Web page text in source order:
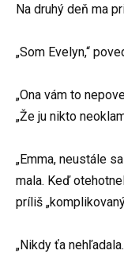
Na druhý deň ma
„Som Evelyn,“
„Ona vám to
„Že ju nikto
„Emma, neustále
mala. Keď
príliš
„Nikdy ťa